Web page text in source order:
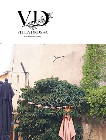
inhoud